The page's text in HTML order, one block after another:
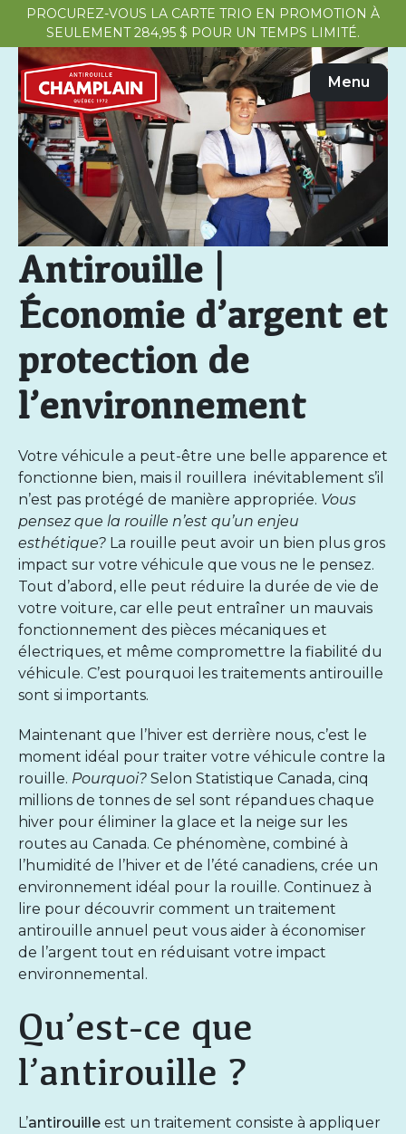
PROCUREZ-VOUS LA CARTE TRIO EN PROMOTION À
SEULEMENT 284,95 $ POUR UN TEMPS LIMITÉ.
Menu
Antirouille |
Économie d’argent et
protection de
l’environnement
Votre véhicule a peut-être une belle apparence et
fonctionne bien, mais il rouillera inévitablement s’il
n’est pas protégé de manière appropriée. Vous
pensez que la rouille n’est qu’un enjeu
esthétique? La rouille peut avoir un bien plus gros
impact sur votre véhicule que vous ne le pensez.
Tout d’abord, elle peut réduire la durée de vie de
votre voiture, car elle peut entraîner un mauvais
fonctionnement des pièces mécaniques et
électriques, et même compromettre la fiabilité du
véhicule. C’est pourquoi les traitements antirouille
sont si importants.
Maintenant que l’hiver est derrière nous, c’est le
moment idéal pour traiter votre véhicule contre la
rouille. Pourquoi? Selon Statistique Canada, cinq
millions de tonnes de sel sont répandues chaque
hiver pour éliminer la glace et la neige sur les
routes au Canada. Ce phénomène, combiné à
l’humidité de l’hiver et de l’été canadiens, crée un
environnement idéal pour la rouille. Continuez à
lire pour découvrir comment un traitement
antirouille annuel peut vous aider à économiser
de l’argent tout en réduisant votre impact
environnemental.
Qu’est-ce que
l’antirouille ?
L’antirouille est un traitement consiste à appliquer